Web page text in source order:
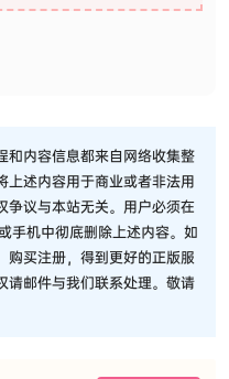
和内容信息都来自网络收集整
上述内容用于商业或者非法用
争议与本站无关。用户必须在
手机中彻底删除上述内容。如
购买注册，得到更好的正版服
请邮件与我们联系处理。敬请